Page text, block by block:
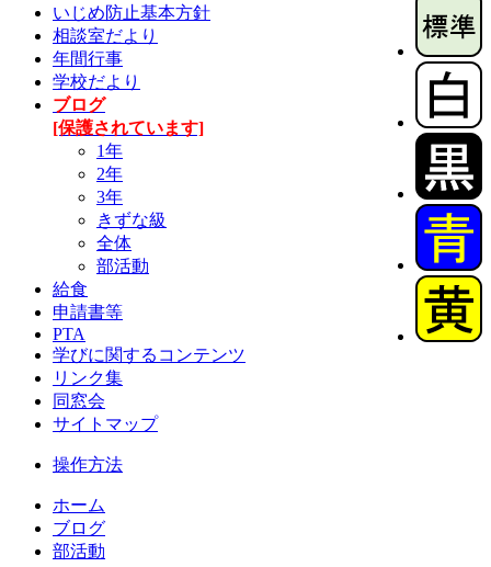
いじめ防止基本方針
相談室だより
年間行事
学校だより
ブログ
[保護されています]
1年
2年
3年
きずな級
全体
部活動
給食
申請書等
PTA
学びに関するコンテンツ
リンク集
同窓会
サイトマップ
操作方法
ホーム
ブログ
部活動